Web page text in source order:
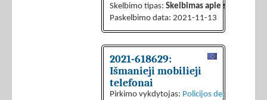
Skelbimo tipas: Skelbimas apie sutarties
Paskelbimo data: 2021-11-13
2021-618629:
Išmanieji mobilieji
telefonai
Pirkimo vykdytojas: Policijos